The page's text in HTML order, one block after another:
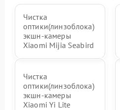
Чистка
оптики(линзоблока)
экшн-камеры
Xiaomi Mijia Seabird
Чистка
оптики(линзоблока)
экшн-камеры
Xiaomi Yi Lite